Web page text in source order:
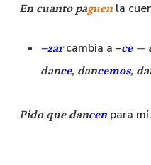
En cuanto paguen la
–zarcambia a –ce —
dance, dancemos,
Pido que dancen para mí.